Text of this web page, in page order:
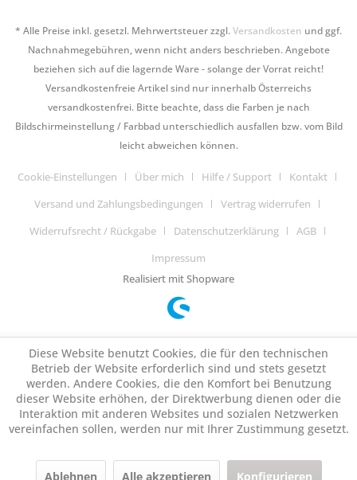
* Alle Preise inkl. gesetzl. Mehrwertsteuer zzgl.Versandkosten und ggf.
Nachnahmegebühren, wenn nicht anders beschrieben. Angebote
beziehen sich auf die lagernde Ware - solange der Vorrat reicht!
Versandkostenfreie Artikel sind nur innerhalb Österreichs
versandkostenfrei. Bitte beachte, dass die Farben je nach
Bildschirmeinstellung / Farbbad unterschiedlich ausfallen bzw. vom Bild
leicht abweichen können.
Cookie-Einstellungen Über mich Hilfe / Support
Kontakt
Versand und Zahlungsbedingungen
Vertrag widerrufen
Widerrufsrecht / Rückgabe
Datenschutzerklärung
AGB
Impressum
Realisiert mit Shopware
Diese Website benutzt Cookies, die für den technischen
Betrieb der Website erforderlich sind und stets gesetzt
werden. Andere Cookies, die den Komfort bei Benutzung
dieser Website erhöhen, der Direktwerbung dienen oder die
Interaktion mit anderen Websites und sozialen Netzwerken
vereinfachen sollen, werden nur mit Ihrer Zustimmung gesetzt.
Ablehnen Alle akzeptieren Konfigurieren